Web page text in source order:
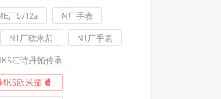
厂5712a N厂手表
N1厂欧米茄 N1厂手表
江诗丹顿传承
MKS欧米茄